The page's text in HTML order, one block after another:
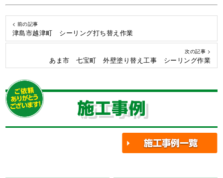
< 前の記事
津島市越津町 シーリング打ち替え作業
次の記事 >
あま市 七宝町 外壁塗り替え工事 シーリング作業
施工事例